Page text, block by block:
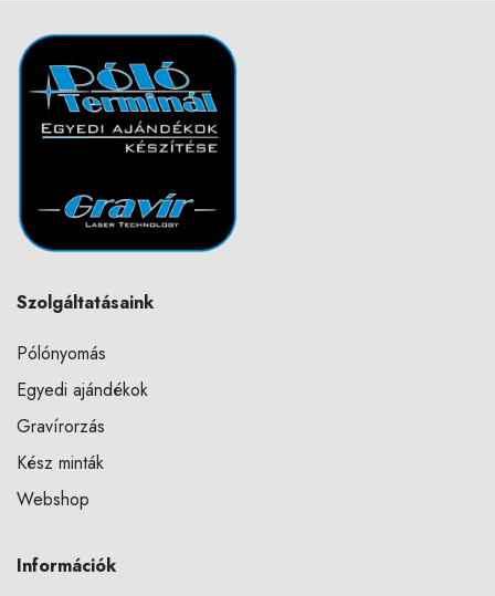
Szolgáltatásaink
Pólónyomás
Egyedi ajándékok
Gravírorzás
Kész minták
Webshop
Információk